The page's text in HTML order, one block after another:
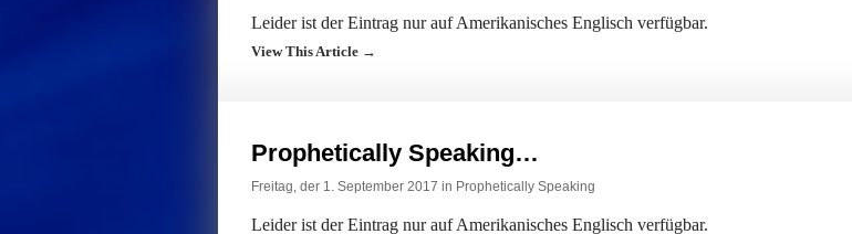
Leider ist der Eintrag nur auf Amerikanisches Englisch verfügbar.
View This Article →
Prophetically Speaking…
Freitag, der 1. September 2017 in Prophetically Speaking
Leider ist der Eintrag nur auf Amerikanisches Englisch verfügbar.